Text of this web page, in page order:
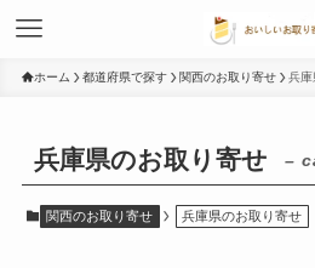
ホーム 都道府県で探す 関西のお取り寄せ 兵庫
兵庫県のお取り寄せ –
関西のお取り寄せ 兵庫県のお取り寄せ